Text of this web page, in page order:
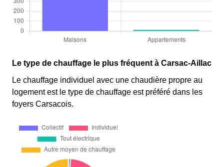
Le type de chauffage le plus fréquent à Carsac-Aillac
Le chauffage individuel avec une chaudière propre au
logement est le type de chauffage est préféré dans les
foyers Carsacois.